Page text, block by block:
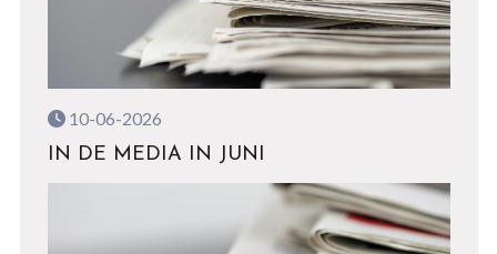
10-06-2026
IN DE MEDIA IN JUNI